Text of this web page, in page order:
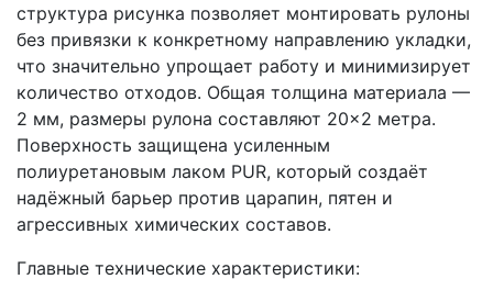
структура рисунка позволяет монтировать рулоны
без привязки к конкретному направлению укладки,
что значительно упрощает работу и минимизирует
количество отходов. Общая толщина материала —
2 мм, размеры рулона составляют 20×2 метра.
Поверхность защищена усиленным
полиуретановым лаком PUR, который создаёт
надёжный барьер против царапин, пятен и
агрессивных химических составов.
Главные технические характеристики: